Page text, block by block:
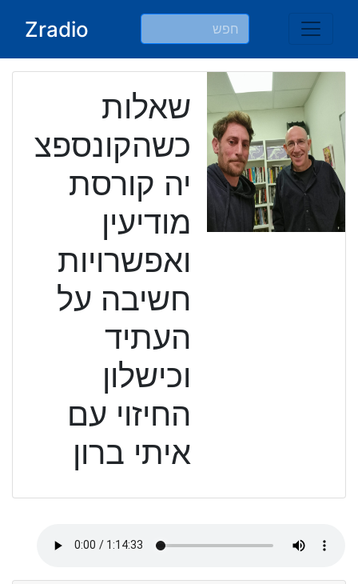
Zradio
שאלות
כשהקונספצ
יה קורסת
מודיעין
ואפשרויות
חשיבה על
העתיד
וכישלון
החיזוי עם
איתי ברון